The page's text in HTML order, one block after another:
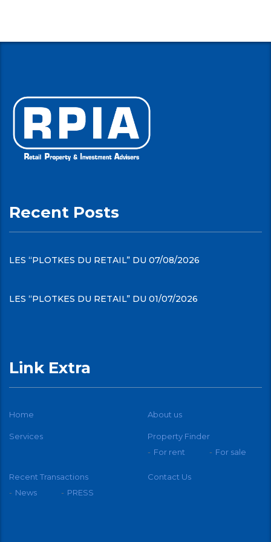
Recent Posts
LES “PLOTKES DU RETAIL” DU 07/08/2026
LES “PLOTKES DU RETAIL” DU 01/07/2026
Link Extra
Home About us
Services
Property Finder
For rent
For sale
Recent Transactions
News
PRESS
Contact Us